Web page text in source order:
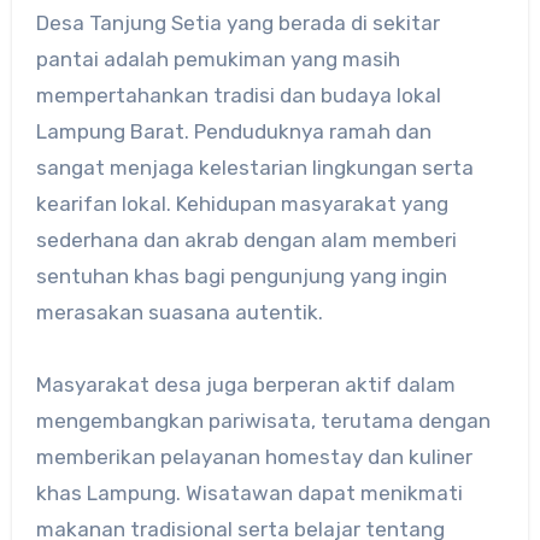
Desa Tanjung Setia yang berada di sekitar
pantai adalah pemukiman yang masih
mempertahankan tradisi dan budaya lokal
Lampung Barat. Penduduknya ramah dan
sangat menjaga kelestarian lingkungan serta
kearifan lokal. Kehidupan masyarakat yang
sederhana dan akrab dengan alam memberi
sentuhan khas bagi pengunjung yang ingin
merasakan suasana autentik.
Masyarakat desa juga berperan aktif dalam
mengembangkan pariwisata, terutama dengan
memberikan pelayanan homestay dan kuliner
khas Lampung. Wisatawan dapat menikmati
makanan tradisional serta belajar tentang